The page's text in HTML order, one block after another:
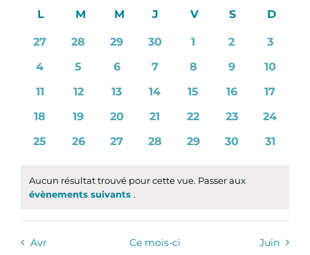
par
une
Calendrier
Évènements
LLUNDIM MARDI
M MERCREDI
J JEUDIV VENDREDI
SSAMEDI
D
0
27
0
28
0
29
0
30
0
1
0
2
0
3
0
4
0
5
0
6
0
7
0
8
0
9
0
10
0
11
0
12
0
13
0
14
0
15
0
16
0
17
0
18
0
19
0
20
0
21
0
22
0
23
0
24
0
25
0
26
0
27
0
28
0
29
0
30
0
31
Notice
Aucun résultat trouvé pour cette vue. Passer aux
évènements suivants .
Avr Ce mois-ci Juin